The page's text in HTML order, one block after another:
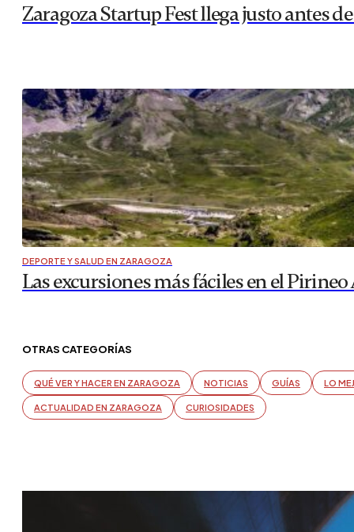
Zaragoza Startup Fest llega justo antes
DEPORTE Y SALUD EN ZARAGOZA
Las excursiones más fáciles en el
OTRAS CATEGORÍAS
QUÉ VER Y HACER EN ZARAGOZA NOTICIAS GUÍAS LO
ACTUALIDAD EN ZARAGOZA CURIOSIDADES